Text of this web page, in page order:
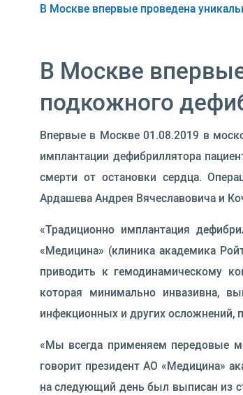
В Москве впервые проведена
В Москве
подкожного
Впервые в Москве 01.08.2019 в
имплантации дефибриллятора
смерти от остановки сердца.
Ардашева Андрея Вячеславовича и
«Традиционно имплантация
«Медицина» (клиника академика
приводить к гемодинамическому
которая минимально инвазивна,
инфекционных и других
«Мы всегда применяем передовые
говорит президент АО «Медицина»
на следующий день был выписан из